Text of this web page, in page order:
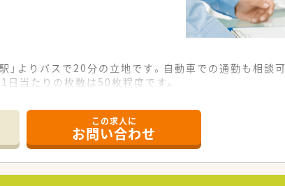
よりバスで20分の立地です。自動車での通勤も相談可
当たりの枚数は50枚程度です。
ら好評をいただいており、薬剤師自身もじっくりと患
この求人に
お問い合わせ